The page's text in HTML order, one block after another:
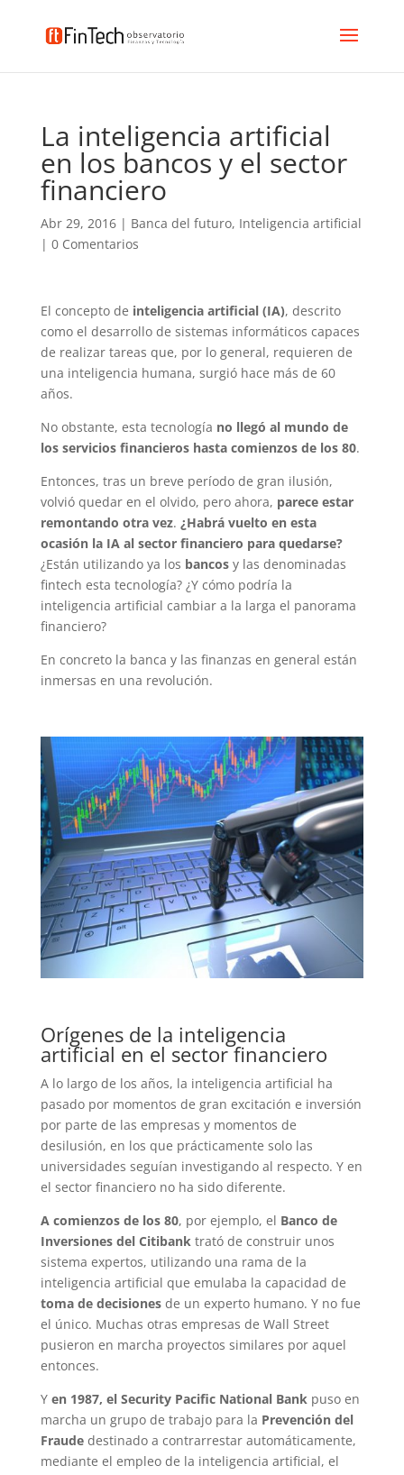
La inteligencia artificial
en los bancos y el sector
financiero
Abr 29, 2016| Banca del futuro, Inteligencia artificial
| 0 Comentarios
El concepto de inteligencia artificial (IA), descrito
como el desarrollo de sistemas informáticos capaces
de realizar tareas que, por lo general, requieren de
una inteligencia humana, surgió hace más de 60
años.
No obstante, esta tecnología no llegó al mundo de
los servicios financieros hasta comienzos de los 80.
Entonces, tras un breve período de gran ilusión,
volvió quedar en el olvido, pero ahora, parece estar
remontando otra vez. ¿Habrá vuelto en esta
ocasión la IA al sector financiero para quedarse?
¿Están utilizando ya los bancosy las denominadas
fintech esta tecnología? ¿Y cómo podría la
inteligencia artificial cambiar a la larga el panorama
financiero?
En concreto la banca y las finanzas en general están
inmersas en una revolución.
Orígenes de la inteligencia
artificial en el sector financiero
A lo largo de los años, la inteligencia artificial ha
pasado por momentos de gran excitación e inversión
por parte de las empresas y momentos de
desilusión, en los que prácticamente solo las
universidades seguían investigando al respecto. Y en
el sector financiero no ha sido diferente.
A comienzos de los 80, por ejemplo, el Banco de
Inversiones del Citibanktrató de construir unos
sistema expertos, utilizando una rama de la
inteligencia artificial que emulaba la capacidad de
toma de decisionesde un experto humano. Y no fue
el único. Muchas otras empresas de Wall Street
pusieron en marcha proyectos similares por aquel
entonces.
Y en 1987, el Security Pacific National Bankpuso en
marcha un grupo de trabajo para la Prevención del
Fraudedestinado a contrarrestar automáticamente,
mediante el empleo de la inteligencia artificial, el